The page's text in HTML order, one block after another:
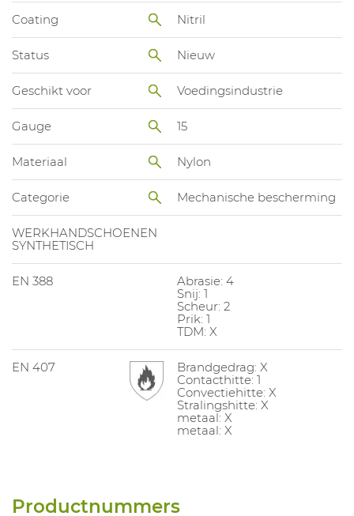
Coating Nitril
Status Nieuw
Geschikt voor Voedingsindustrie
Gauge 15
Materiaal Nylon
Categorie Mechanische bescherming
WERKHANDSCHOENEN
SYNTHETISCH
EN 388
Abrasie: 4
Snij: 1
Scheur: 2
Prik: 1
TDM: X
EN 407
Brandgedrag: X
Contacthitte: 1
Convectiehitte: X
Stralingshitte: X
metaal: X
metaal: X
Productnummers